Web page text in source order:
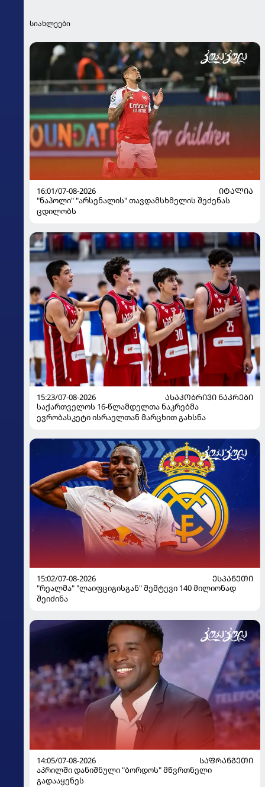
სიახლეები
16:01/07-08-2026
ᲘᲢᲐᲚᲘᲐ
"ნაპოლი" "არსენალის" თავდამსხმელის შეძენას
ცდილობს
15:23/07-08-2026
ᲐᲡᲐᲙᲝᲑᲠᲘᲕᲘ ᲜᲐᲙᲠᲔᲑᲘ
საქართველოს 16-წლამდელთა ნაკრებმა
ევრობასკეტი ისრაელთან მარცხით გახსნა
15:02/07-08-2026
ᲔᲡᲞᲐᲜᲔᲗᲘ
"რეალმა" "ლაიფციგისგან" შემტევი 140 მილიონად
შეიძინა
14:05/07-08-2026
ᲡᲐᲤᲠᲐᲜᲒᲔᲗᲘ
აპრილში დანიშნული "ბორდოს" მწვრთნელი
გადააყენეს